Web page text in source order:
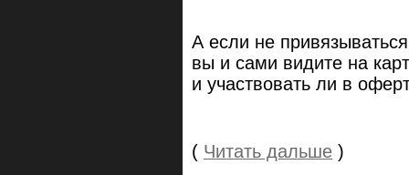
А если не
вы и сами видите на
и участвовать ли в
( Читать дальше )